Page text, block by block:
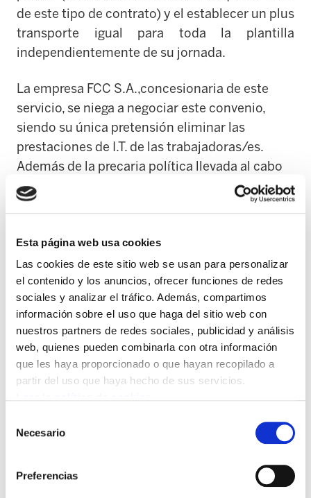
Esta página web usa cookies
Las cookies de este sitio web se usan para personalizar
el contenido y los anuncios, ofrecer funciones de redes
sociales y analizar el tráfico. Además, compartimos
información sobre el uso que haga del sitio web con
nuestros partners de redes sociales, publicidad y análisis
web, quienes pueden combinarla con otra información
que les haya proporcionado o que hayan recopilado a
partir del uso que haya hecho de sus servicios.
Necesario
Preferencias
de este tipo de contrato) y el establecer un plus
transporte igual para toda la plantilla
independientemente de su jornada.
La empresa FCC S.A.,concesionaria de este
servicio, se niega a negociar este convenio,
siendo su única pretensión eliminar las
prestaciones de I.T. de las trabajadoras/es.
Además de la precaria política llevada al cabo
por la empresa en la vigilancia de la salud de la
plantilla, la empresa pretende dar un paso más
de la salud de las trabajadoras: esta empresa
ni siquiera ha realizado la valoración de riesgos
laborales en todos los centros, únicamente lo
han hecho en dos de los 90 centros, ante las
dolencias de las trabajadoras derivadas
directamente del trabajo (dolencias que se
repiten en muchas trabajadoras) , el médico de
empresa y la mutua las derivan a las seguridad
profesionales y esta empresa no ha renovado ni
el material ni ha modernizado los sistemas de